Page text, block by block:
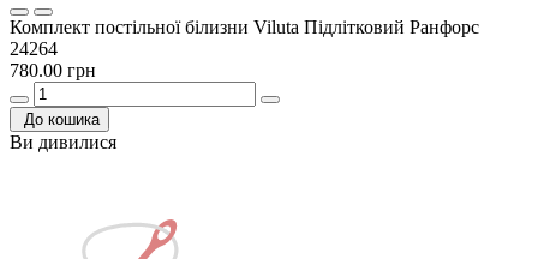
Комплект постільної білизни Viluta Підлітковий Ранфорс
24264
780.00 грн
До кошика
Ви дивилися